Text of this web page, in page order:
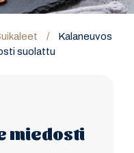
/
Kalaneuvos
suolattu
miedosti